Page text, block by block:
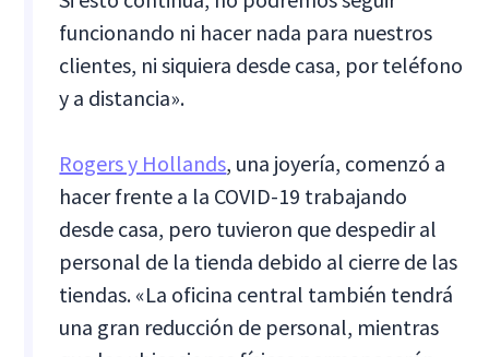
funcionando ni hacer nada para nuestros
clientes, ni siquiera desde casa, por teléfono
y a distancia».
Rogers y Hollands, una joyería, comenzó a
hacer frente a la COVID-19 trabajando
desde casa, pero tuvieron que despedir al
personal de la tienda debido al cierre de las
tiendas. «La oficina central también tendrá
una gran reducción de personal, mientras